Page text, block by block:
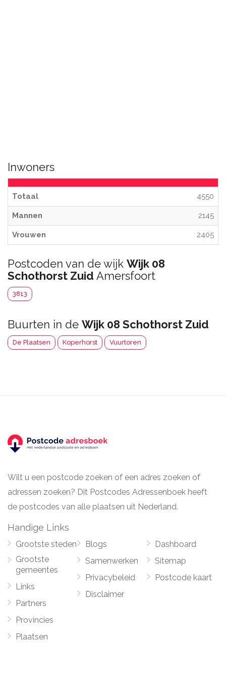
Inwoners
Totaal 4550
Mannen 2145
Vrouwen 2405
Postcoden van de wijk Wijk 08
Schothorst Zuid Amersfoort
3813
Buurten in de Wijk 08 Schothorst Zuid
De Plaatsen Koperhorst Vuurtoren
Wilt u een postcode zoeken of een adres zoeken of
adressen zoeken? Dit Postcodes Adressenboek heeft
de postcodes van alle plaatsen uit Nederland.
Handige Links
Grootste steden
Grootste
gemeentes
Links
Partners
Provincies
Plaatsen
Blogs
Samenwerken
Privacybeleid
Disclaimer
Dashboard
Sitemap
Postcode kaart